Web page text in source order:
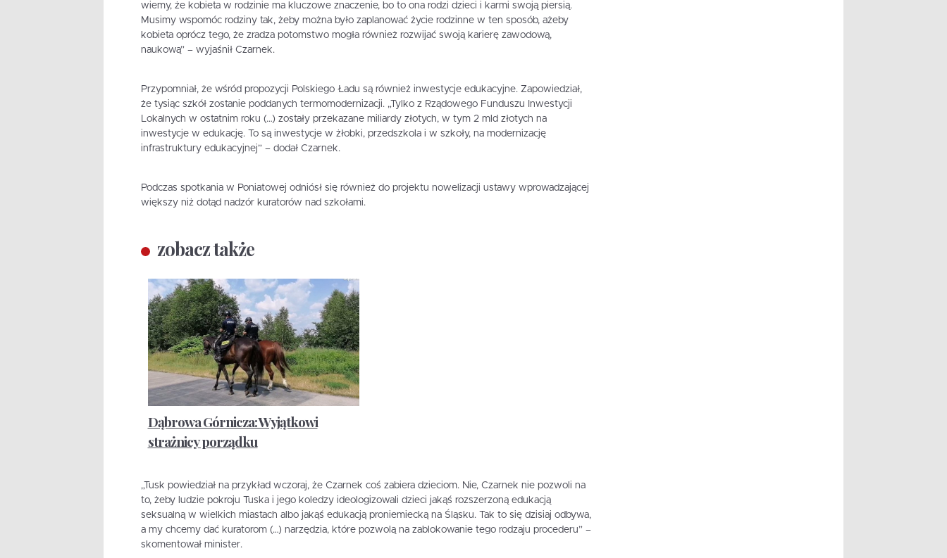
wiemy, że kobieta w rodzinie ma kluczowe znaczenie, bo to ona rodzi dzieci i karmi swoją piersią.
Musimy wspomóc rodziny tak, żeby można było zaplanować życie rodzinne w ten sposób, ażeby
kobieta oprócz tego, że zradza potomstwo mogła również rozwijać swoją karierę zawodową,
naukową” – wyjaśnił Czarnek.
Przypomniał, że wśród propozycji Polskiego Ładu są również inwestycje edukacyjne. Zapowiedział,
że tysiąc szkół zostanie poddanych termomodernizacji. „Tylko z Rządowego Funduszu Inwestycji
Lokalnych w ostatnim roku (…) zostały przekazane miliardy złotych, w tym 2 mld złotych na
inwestycje w edukację. To są inwestycje w żłobki, przedszkola i w szkoły, na modernizację
infrastruktury edukacyjnej” – dodał Czarnek.
Podczas spotkania w Poniatowej odniósł się również do projektu nowelizacji ustawy wprowadzającej
większy niż dotąd nadzór kuratorów nad szkołami.
zobacz także
Dąbrowa Górnicza: Wyjątkowi
strażnicy porządku
„Tusk powiedział na przykład wczoraj, że Czarnek coś zabiera dzieciom. Nie, Czarnek nie pozwoli na
to, żeby ludzie pokroju Tuska i jego koledzy ideologizowali dzieci jakąś rozszerzoną edukacją
seksualną w wielkich miastach albo jakąś edukacją proniemiecką na Śląsku. Tak to się dzisiaj odbywa,
a my chcemy dać kuratorom (…) narzędzia, które pozwolą na zablokowanie tego rodzaju procederu” –
skomentował minister.